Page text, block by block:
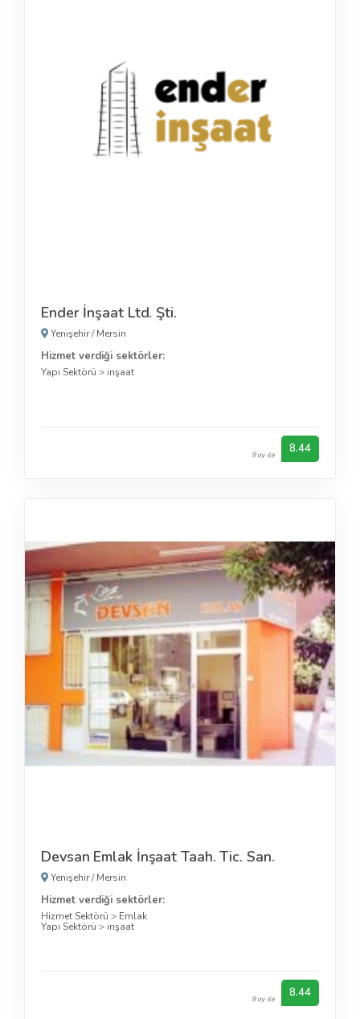
Ender İnşaat Ltd. Şti.
Yenişehir/Mersin
Hizmet verdiği sektörler:
Yapı Sektörü > inşaat
9 oy ile 8.44
Devsan Emlak İnşaat Taah. Tic. San.
Yenişehir/Mersin
Hizmet verdiği sektörler:
Hizmet Sektörü > Emlak
Yapı Sektörü > inşaat
9 oy ile 8.44